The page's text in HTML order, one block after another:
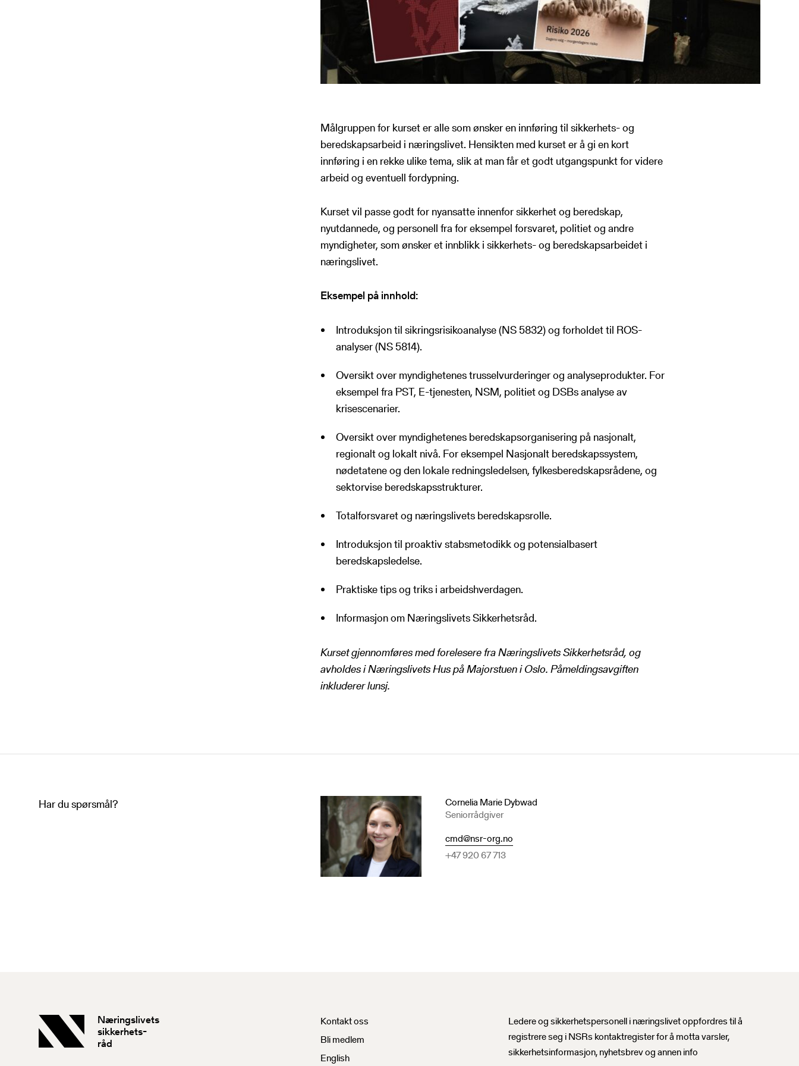
Målgruppen for kurset er alle som ønsker en innføring til sikkerhets- og
beredskapsarbeid i næringslivet. Hensikten med kurset er å gi en kort
innføring i en rekke ulike tema, slik at man får et godt utgangspunkt for videre
arbeid og eventuell fordypning.
Kurset vil passe godt for nyansatte innenfor sikkerhet og beredskap,
nyutdannede, og personell fra for eksempel forsvaret, politiet og andre
myndigheter, som ønsker et innblikk i sikkerhets- og beredskapsarbeidet i
næringslivet.
Eksempel på innhold:
Introduksjon til sikringsrisikoanalyse (NS 5832) og forholdet til ROS-
analyser (NS 5814).
Oversikt over myndighetenes trusselvurderinger og analyseprodukter. For
eksempel fra PST, E-tjenesten, NSM, politiet og DSBs analyse av
krisescenarier.
Oversikt over myndighetenes beredskapsorganisering på nasjonalt,
regionalt og lokalt nivå. For eksempel Nasjonalt beredskapssystem,
nødetatene og den lokale redningsledelsen, fylkesberedskapsrådene, og
sektorvise beredskapsstrukturer.
Totalforsvaret og næringslivets beredskapsrolle.
Introduksjon til proaktiv stabsmetodikk og potensialbasert
beredskapsledelse.
Praktiske tips og triks i arbeidshverdagen.
Informasjon om Næringslivets Sikkerhetsråd.
Kurset gjennomføres med forelesere fra Næringslivets Sikkerhetsråd, og
avholdes i Næringslivets Hus på Majorstuen i Oslo. Påmeldingsavgiften
inkluderer lunsj.
Har du spørsmål?
Cornelia Marie Dybwad
Seniorrådgiver
cmd@nsr-org.no
+47 920 67 713
Næringslivets
sikkerhets-
råd
Kontakt oss
Bli medlem
English
Nyhetsbrev
Ledere og sikkerhetspersonell i næringslivet oppfordres til å
registrere seg i NSRs kontaktregister for å motta varsler,
sikkerhetsinformasjon, nyhetsbrev og annen info